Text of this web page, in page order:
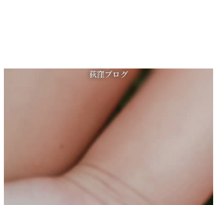
中学生コース
高校生コース
下高井戸校の特徴
Adventure Down Under
スタディツアーについて
ゴールドコースト（オーストラリア）のスタディ
荻窪ブログ